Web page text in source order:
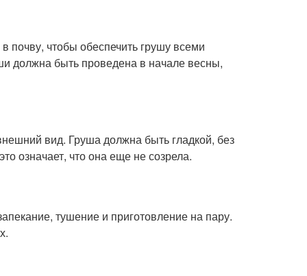
почву, чтобы обеспечить грушу всеми
должна быть проведена в начале весны,
вид. Груша должна быть гладкой, без
означает, что она еще не созрела.
тушение и приготовление на пару.